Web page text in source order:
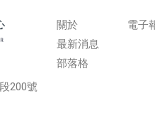
200號
關於
最新消息
部落格
電子